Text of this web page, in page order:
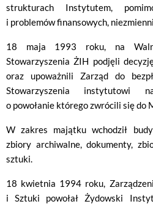
strukturach Instytutem,
i problemów finansowych,
18 maja 1993 roku, na
Stowarzyszenia ŻIH podjęli
oraz upoważnili Zarząd do
Stowarzyszenia instytutowi
o powołanie którego zwrócili się
W zakres majątku wchodził
zbiory archiwalne, dokumenty,
sztuki.
18 kwietnia 1994 roku,
i Sztuki powołał Żydowski